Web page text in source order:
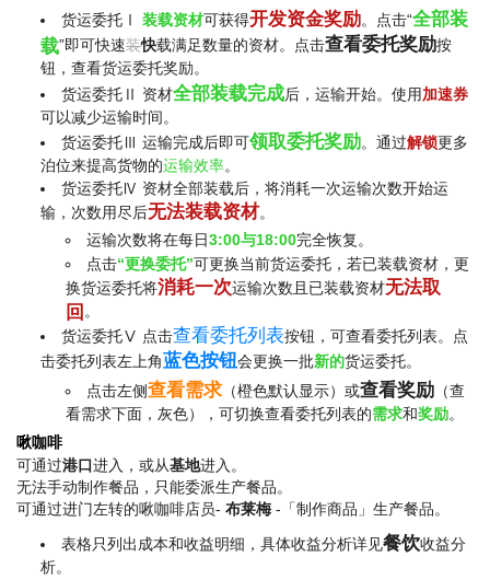
货运委托Ⅰ装载资材可获得开发资金奖励。点击“全部装
载”即可快速装快载满足数量的资材。点击查看委托奖励按
钮，查看货运委托奖励。
货运委托Ⅱ 资材全部装载完成后，运输开始。使用加速券
可以减少运输时间。
货运委托Ⅲ 运输完成后即可领取委托奖励。通过解锁更多
泊位来提高货物的运输效率。
货运委托Ⅳ 资材全部装载后，将消耗一次运输次数开始运
输，次数用尽后无法装载资材。
运输次数将在每日3:00与18:00完全恢复。
点击“更换委托”可更换当前货运委托，若已装载资材，更
换货运委托将消耗一次运输次数且已装载资材无法取
回 。
货运委托Ⅴ 点击查看委托列表按钮，可查看委托列表。点
击委托列表左上角蓝色按钮会更换一批新的货运委托。
点击左侧查看需求（橙色默认显示）或查看奖励（查
看需求下面，灰色），可切换查看委托列表的需求和奖励。
啾咖啡
可通过港口进入，或从基地进入。
无法手动制作餐品，只能委派生产餐品。
可通过进门左转的啾咖啡店员- 布莱梅-「制作商品」生产餐品。
表格只列出成本和收益明细，具体收益分析详见餐饮收益分
析。